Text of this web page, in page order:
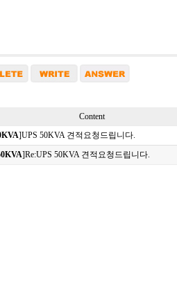
Content
]UPS 50KVA 견적요청드립니다.
]Re:UPS 50KVA 견적요청드립니다.